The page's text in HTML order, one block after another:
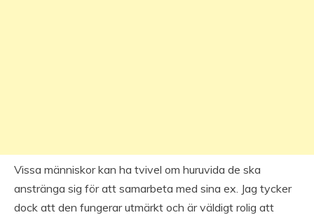
Vissa människor kan ha tvivel om huruvida de ska
anstränga sig för att samarbeta med sina ex. Jag tycker
dock att den fungerar utmärkt och är väldigt rolig att